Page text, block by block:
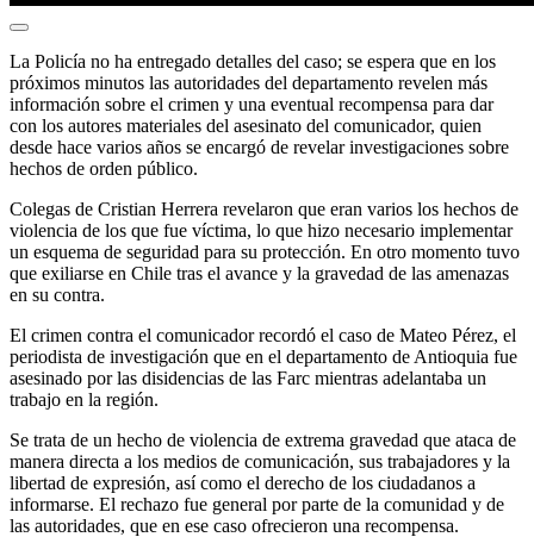
La Policía no ha entregado detalles del caso; se espera que en los
próximos minutos las autoridades del departamento revelen más
información sobre el crimen y una eventual recompensa para dar
con los autores materiales del asesinato del comunicador, quien
desde hace varios años se encargó de revelar investigaciones sobre
hechos de orden público.
Colegas de Cristian Herrera revelaron que eran varios los hechos de
violencia de los que fue víctima, lo que hizo necesario implementar
un esquema de seguridad para su protección. En otro momento tuvo
que exiliarse en Chile tras el avance y la gravedad de las amenazas
en su contra.
El crimen contra el comunicador recordó el caso de Mateo Pérez, el
periodista de investigación que en el departamento de Antioquia fue
asesinado por las disidencias de las Farc mientras adelantaba un
trabajo en la región.
Se trata de un hecho de violencia de extrema gravedad que ataca de
manera directa a los medios de comunicación, sus trabajadores y la
libertad de expresión, así como el derecho de los ciudadanos a
informarse. El rechazo fue general por parte de la comunidad y de
las autoridades, que en ese caso ofrecieron una recompensa.